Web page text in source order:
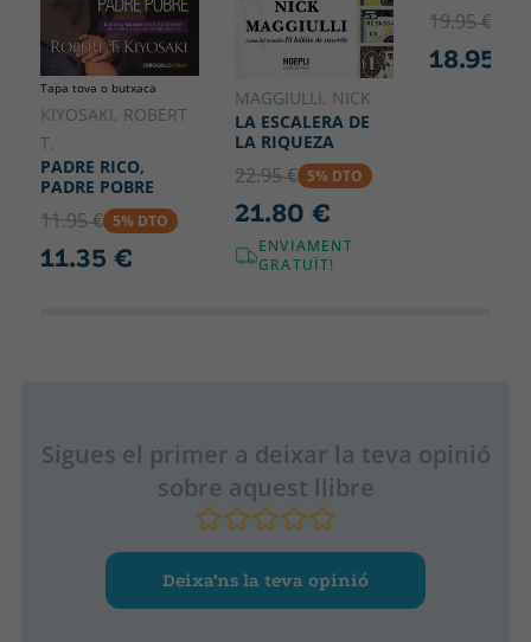
Tapa tova o butxaca
KIYOSAKI, ROBERT
T.
PADRE RICO,
PADRE POBRE
11.95 € 5% DTO
11.35 €
MAGGIULLI, NICK
LA ESCALERA DE
LA RIQUEZA
22.95 € 5% DTO
21.80 €
ENVIAMENT
GRATUÏT!
19.95 €
18.95 €
Sigues el primer a deixar la teva opinió
sobre aquest llibre
Deixa’ns la teva opinió